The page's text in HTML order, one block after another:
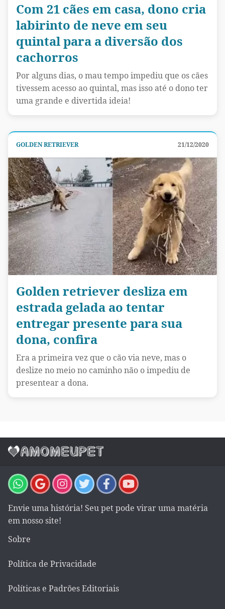
Com 21 cães em casa, dono cria
labirinto de neve em seu
quintal para a diversão dos
cachorros
Por alguns dias, o mau tempo impediu que os cães
tivessem acesso ao quintal, mas isso até o dono ter
uma grande e divertida ideia!
GOLDEN RETRIEVER 21/12/2020
Golden retriever desliza em
estrada gelada ao tentar
entregar presente para sua
dona, confira
Era a primeira vez que o cão via neve, mas o
deslize no meio no caminho não o impediu de
presentear a dona.
Envie uma história! Seu pet pode virar uma matéria
em nosso site!
Sobre
Política de Privacidade
Políticas e Padrões Editoriais